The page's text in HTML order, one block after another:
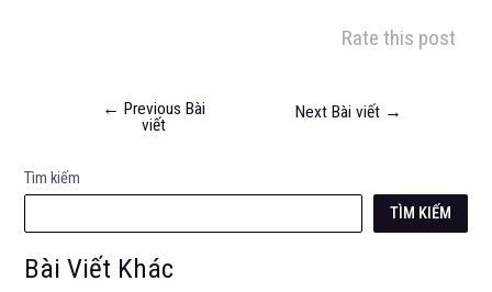
Rate this post
← Previous Bài
viết
Next Bài viết →
Tìm kiếm
TÌM KIẾM
Bài Viết Khác